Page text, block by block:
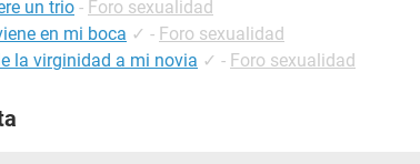
un trio - Foro sexualidad
en mi boca ✓ - Foro sexualidad
la virginidad a mi novia ✓ - Foro sexualidad